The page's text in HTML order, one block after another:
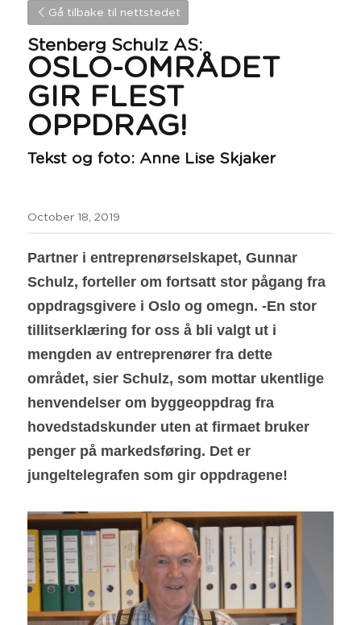
Gå tilbake til nettstedet
Stenberg Schulz AS:
OSLO-OMRÅDET
GIR FLEST
OPPDRAG!
Tekst og foto: Anne Lise Skjaker
October 18, 2019
Partner i entreprenørselskapet, Gunnar
Schulz, forteller om fortsatt stor pågang fra
oppdragsgivere i Oslo og omegn. -En stor
tillitserklæring for oss å bli valgt ut i
mengden av entreprenører fra dette
området, sier Schulz, som mottar ukentlige
henvendelser om byggeoppdrag fra
hovedstadskunder uten at firmaet bruker
penger på markedsføring. Det er
jungeltelegrafen som gir oppdragene!